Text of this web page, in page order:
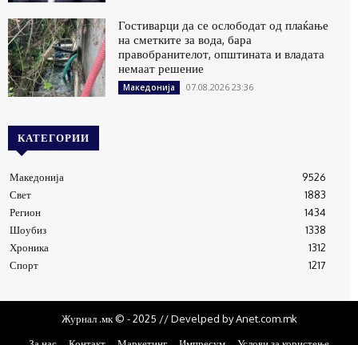
Гостиварци да се ослободат од плаќање
на сметките за вода, бара
правобранителот, општината и владата
немаат решение
Македонија 07.08.2026 23:36
КАТЕГОРИИ
Македонија
9526
Свет
1883
Регион
1434
Шоубиз
1338
Хроника
1312
Спорт
1217
Журнал .мк © - 2025 // Develped by Anet.com.mk